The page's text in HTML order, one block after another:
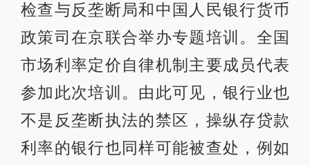
检查与反垄断局和中国人民银行货币
政策司在京联合举办专题培训。全国
市场利率定价自律机制主要成员代表
参加此次培训。由此可见，银行业也
不是反垄断执法的禁区，操纵存贷款
利率的银行也同样可能被查处，例如